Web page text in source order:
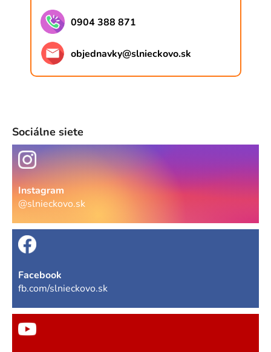
0904 388 871
objednavky@slnieckovo.sk
Sociálne siete
Instagram
@slnieckovo.sk
Facebook
fb.com/slnieckovo.sk